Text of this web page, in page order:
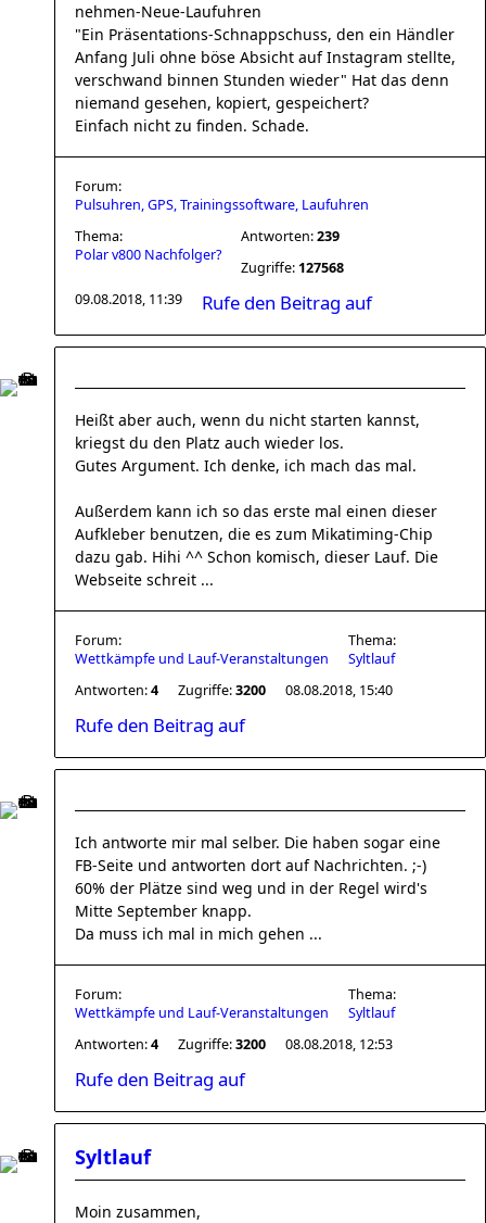
nehmen-Neue-Laufuhren
"Ein Präsentations-Schnappschuss, den ein Händler
Anfang Juli ohne böse Absicht auf Instagram stellte,
verschwand binnen Stunden wieder" Hat das denn
niemand gesehen, kopiert, gespeichert?
Einfach nicht zu finden. Schade.
Forum:
Pulsuhren, GPS, Trainingssoftware, Laufuhren
Thema:
Polar v800 Nachfolger?
Antworten:239
Zugriffe: 127568
09.08.2018, 11:39
Rufe den Beitrag auf
Heißt aber auch, wenn du nicht starten kannst,
kriegst du den Platz auch wieder los.
Gutes Argument. Ich denke, ich mach das mal.
Außerdem kann ich so das erste mal einen dieser
Aufkleber benutzen, die es zum Mikatiming-Chip
dazu gab. Hihi ^^ Schon komisch, dieser Lauf. Die
Webseite schreit ...
Forum:
Wettkämpfe und Lauf-Veranstaltungen
Thema:
Syltlauf
Antworten:4 Zugriffe:3200 08.08.2018, 15:40
Rufe den Beitrag auf
Ich antworte mir mal selber. Die haben sogar eine
FB-Seite und antworten dort auf Nachrichten. ;-)
60% der Plätze sind weg und in der Regel wird's
Mitte September knapp.
Da muss ich mal in mich gehen ...
Forum:
Wettkämpfe und Lauf-Veranstaltungen
Thema:
Syltlauf
Antworten:4 Zugriffe:3200 08.08.2018, 12:53
Rufe den Beitrag auf
Syltlauf
Moin zusammen,